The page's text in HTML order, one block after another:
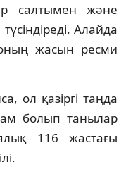
салтымен және
Алайда
оның жасын ресми
ол қазіргі таңда
болып танылар
116 жастағы